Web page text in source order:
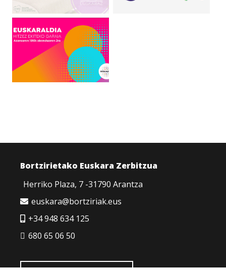
Bortzirietako Euskara Zerbitzua
Herriko Plaza, 7 -31790 Arantza
euskara@bortziriak.eus
+34 948 634 125
680 65 06 50